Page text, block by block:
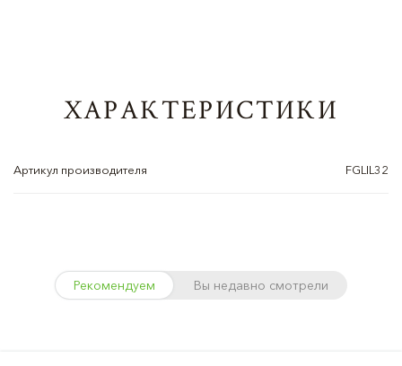
ХАРАКТЕРИСТИКИ
Артикул производителя FGLIL32
Рекомендуем Вы недавно смотрели